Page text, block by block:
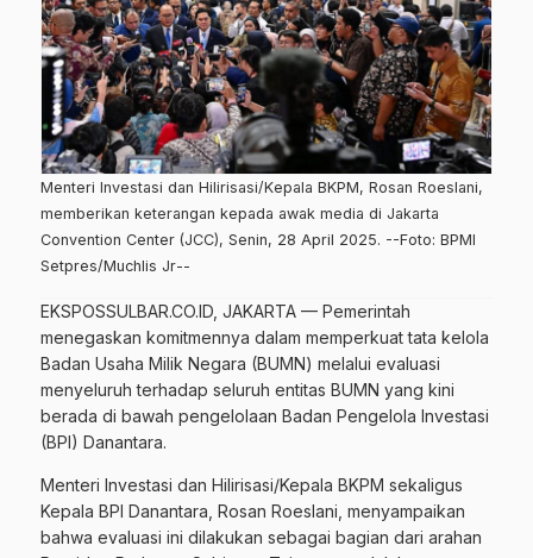
Menteri Investasi dan Hilirisasi/Kepala BKPM, Rosan Roeslani,
memberikan keterangan kepada awak media di Jakarta
Convention Center (JCC), Senin, 28 April 2025. --Foto: BPMI
Setpres/Muchlis Jr--
EKSPOSSULBAR.CO.ID, JAKARTA — Pemerintah
menegaskan komitmennya dalam memperkuat tata kelola
Badan Usaha Milik Negara (BUMN) melalui evaluasi
menyeluruh terhadap seluruh entitas BUMN yang kini
berada di bawah pengelolaan Badan Pengelola Investasi
(BPI) Danantara.
Menteri Investasi dan Hilirisasi/Kepala BKPM sekaligus
Kepala BPI Danantara, Rosan Roeslani, menyampaikan
bahwa evaluasi ini dilakukan sebagai bagian dari arahan